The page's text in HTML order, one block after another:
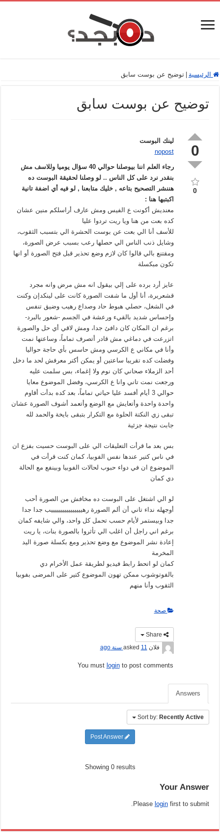
الرئيسية توضيح عن بوست سابق
توضيح عن بوست سابق
0
0
لينك البوست
nopost
رجاء العلم اننا بيوصلنا حوالي 40 سؤال يوميا وللاسف مش
بنقدر نرد على كل الناس .. لو وصلنا لحقيقة البوست ده
هننشر التصحيح بتاعه , خليك متابعنا , لو فيه أي اضفة تانية
اكبتبها هنا :
معنديش أكونت ع الفيس ومش عارف أراسلكم منين عشان
كده بعت من هنا ويا ريت تردوا عليا
للأسف أنا الي بعت عن بوست الحشرة الي بتسبب الثقوب،
وشايل ذنب الناس الي حصلها رعب بسبب عرض الصورة،
ومقتنع بالي قالوا كان لازم وضع تحذير قبل فتح الصورة أو انها
تكون مبكسلة
عايز أرد برده على إلي بيقول انه مش مرض وانه مجرد
قشعريرة، أنا أول ما شفت الصورة كانت على لينكدإن وكنت
في الشغل، حصلي هبوط حاد وصداع رهيب وضيق تنفس
وإحساس شديد بالقيء ورعشة في الجسم -شعور بالبرد-
برغم ان المكان كان دافئ جدا، ومش لاقي أي حل والصورة
اتزرعت في دماغي مش قادر أتصرف تماماً، وساعتها نمت
وأنا في مكاني ع الكرسي ومش حاسس بأي حاجة حواليا
وفضلت كده تقريبا ساعتين أو يمكن أكتر معرفش لحد ما دخل
أحد الزملاء صحاني كان نوم ولا إغماء، بس سلمت عليه
ورجعت نمت تاني وانا ع الكرسي، وفضل الموضوع معايا
حوالي 3 أيام أفسد عليا حياتي تماماً، بعد كده بدأت أقاوم
واحدة واحدة وأتعايش مع الوضع وأتعمد أشوف الصورة عشان
تبقى زي النكتة الحلوة مع التكرار بتبقى بايخة والحمد لله
جابت نتيجة جزئية
بس بعد ما قرأت التعليقات الي على البوست حسيت بفزع ان
في ناس كتير عندها نفس الفوبيا، كمان كنت قرأت في
الموضوع ان في دواء حبوب لحالات الفوبيا وبينفع مع الحالة
دي كمان
لو الي اشتغل على البوست ده مخافش من الصورة أحب
أوجهله نداء تاني أن ألم الصورة رهييييييييييييييييب جدا جدا
جدا وبيستمر لأيام حسب تحمل كل واحد، والي شايفه كمان
برغم اني راجل أن اغلب الي تأثروا بالصورة بنات، يا ريت
إعادة نشر الموضوع مع وضع تحذير ومع بكسلة صورة اليد
المخرمة
كمان لو اتحط رابط فيديو لطريقة عمل الأخرام دي
بالفوتوشوب ممكن تهون الموضوع كتير على المرضى بفوبيا
الثقوب وأنا منهم
صحة
فلان 11 سنة ago
You must loginto post comments
Answers
Sort by: Recently Active
Showing 0 results
Your Answer
Please loginfirst to submit.